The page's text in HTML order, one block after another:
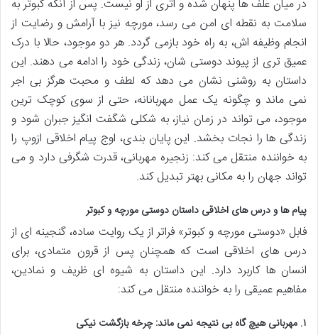
در میان علف ها پنهان شده و اثری از او نیست. پس از آنکه کبوتر به
سلامت به نقطه ای امن می رسد، مورچه نیز با آرامش و رضایت از
انجام وظیفه اش، به راه خود بازمی گردد. هر دو موجود، حالا با درک
عمیق تری از پیوند دوستی شان، زندگی خود را ادامه می دهند. این
داستان به روشنی نشان می دهد که لطف و محبت هرگز بی اجر
نمی ماند و چگونه یک عمل مهربانانه، حتی از سوی کوچک ترین
موجود، می تواند در زمان نیاز، به شکلی شگفت انگیز جبران شود و
زندگی ها را نجات بخشد. این پایان بندی، اوج پیام اخلاقی ازوپ را
به خواننده منتقل می کند: زنجیره مهربانی، قدرت شگرفی دارد و می
تواند جهان را به مکانی بهتر تبدیل کند.
پیام ها و درس های اخلاقی داستان دوستی مورچه و کبوتر
فابل «دوستی مورچه و کبوتر» فراتر از یک روایت ساده، گنجینه ای از
درس های اخلاقی است که همچنان پس از قرون متمادی، برای
انسان ها کاربرد دارد. این داستان به شیوه ای ظریف و نمادین،
مفاهیم عمیقی را به خواننده منتقل می کند:
۱. مهربانی هیچ گاه بی نتیجه نمی ماند: چرخه بازگشت نیکی